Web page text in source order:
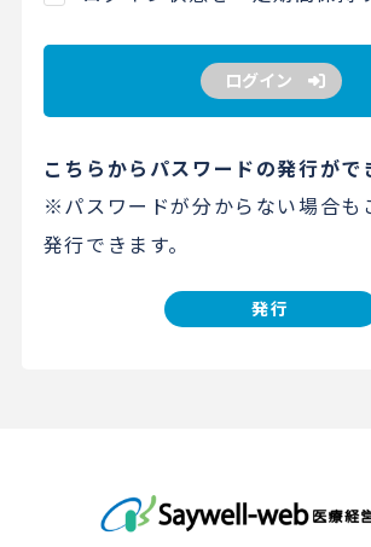
ログイン
こちらからパスワードの発行がで
※パスワードが分からない場合も
発行できます。
発行